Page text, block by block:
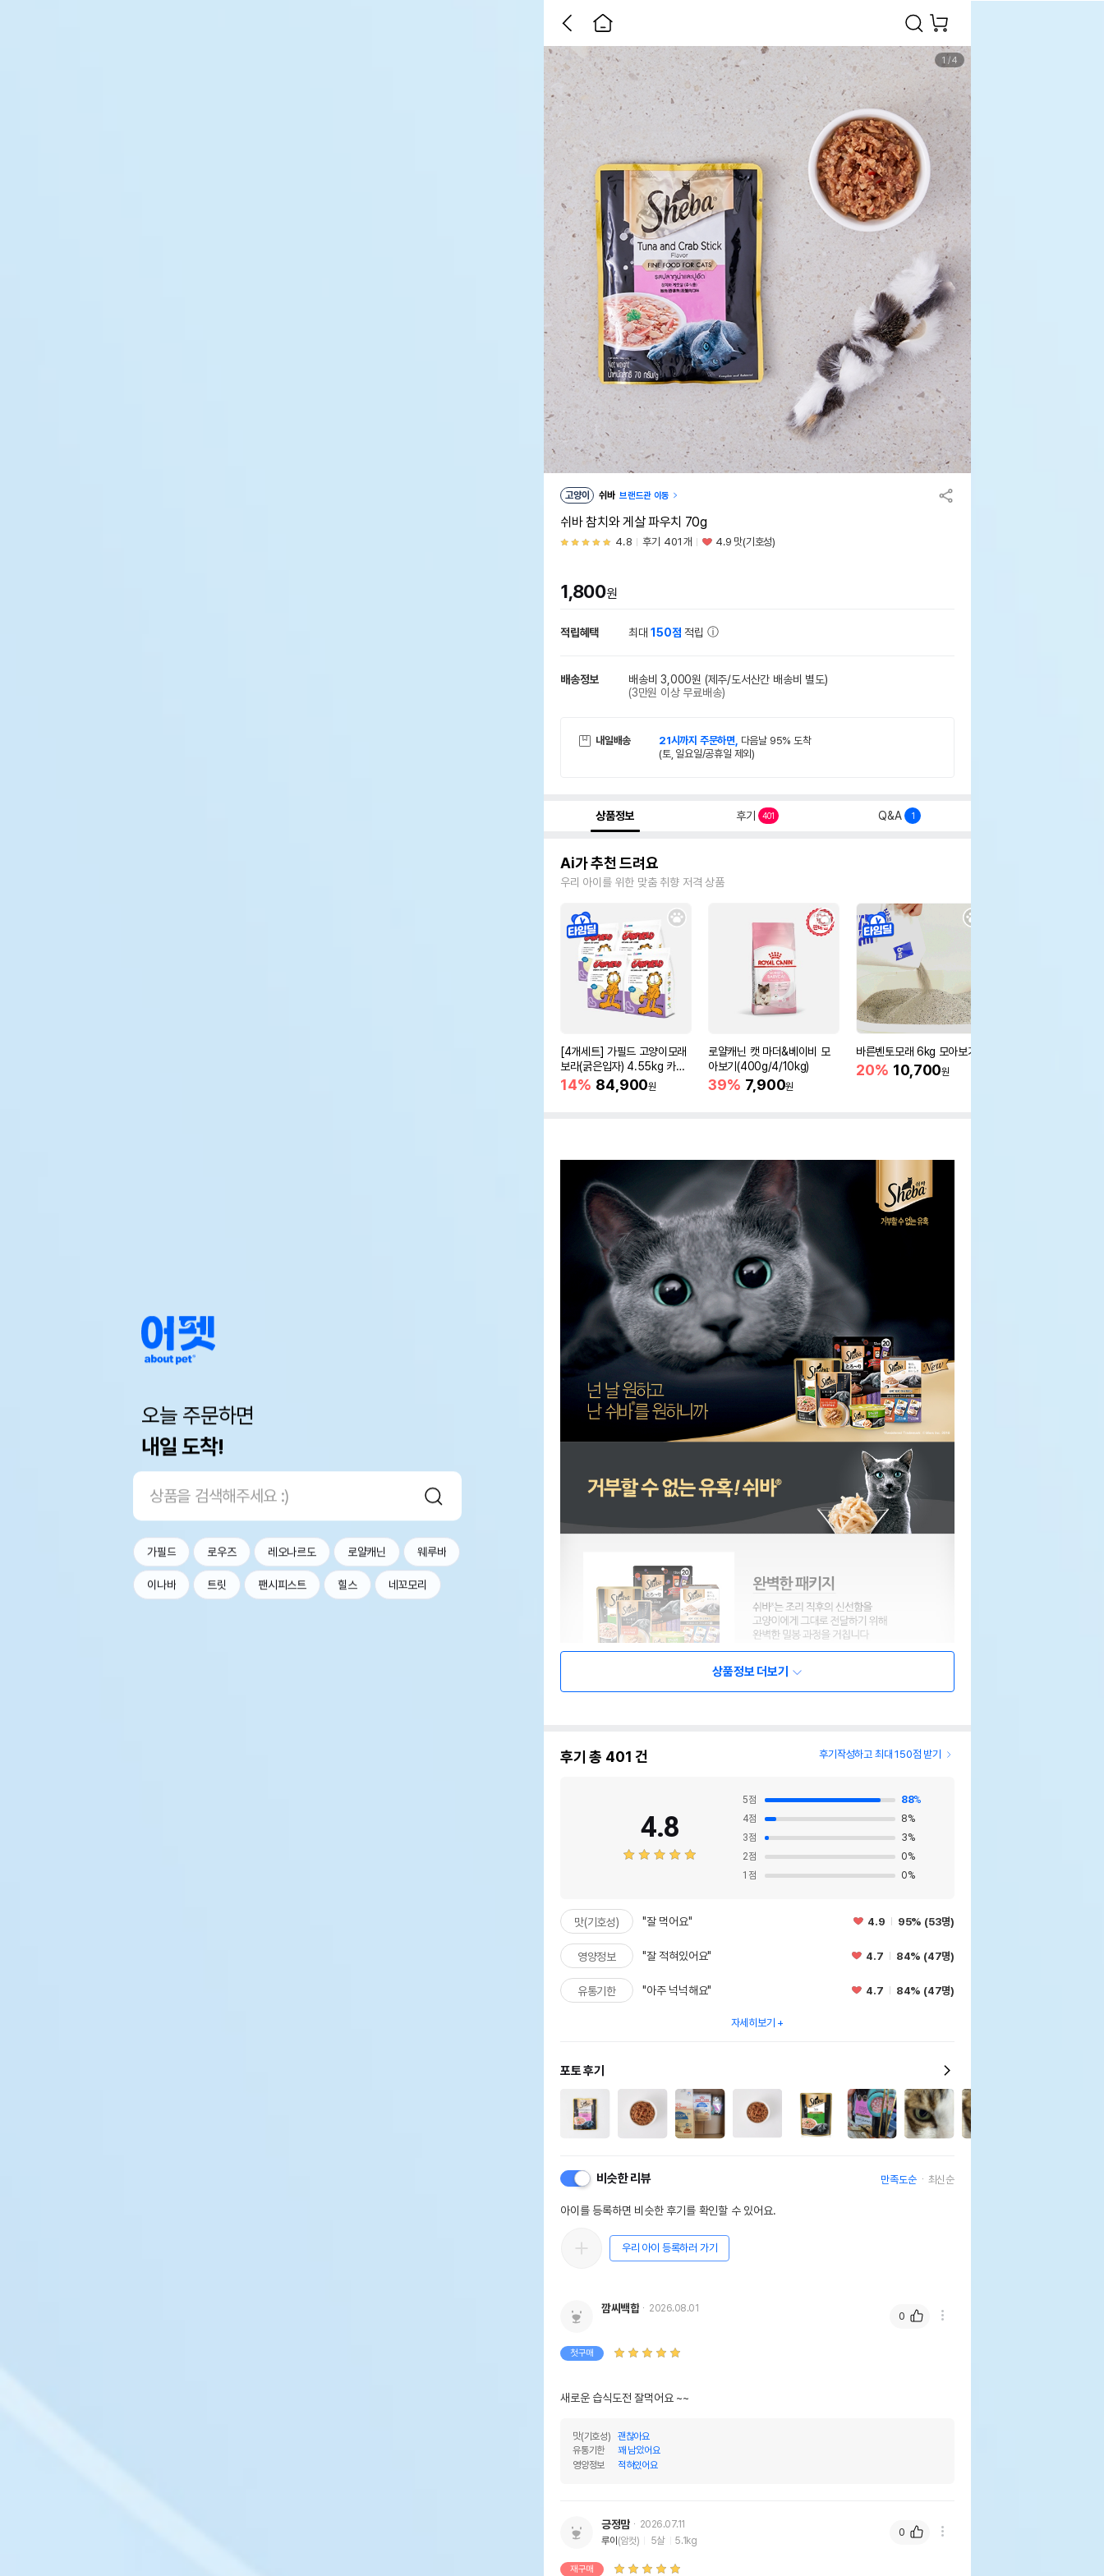
오늘 주문하면
내일 도착!
가필드 로우즈 레오나르도 로얄캐닌 웨루바
이나바 트릿 팬시피스트 힐스 네꼬모리
1 /4
고양이 쉬바 브랜드관 이동
쉬바 참치와 게살 파우치 70g
4.8 후기 401개 4.9 맛(기호성)
1,800원
적립혜택 최대150점 적립
배송정보 배송비 3,000원 (제주/도서산간 배송비 별도)
(3만원 이상 무료배송)
내일배송 21시까지 주문하면, 다음날 95% 도착
(토, 일요일/공휴일 제외)
상품정보 후기 401 Q&A 1
Ai가 추천 드려요
우리 아이를 위한 맞춤 취향 저격 상품
[4개세트] 가필드 고양이모래
보라(굵은입자) 4.55kg 카사
바모래
14% 84,900원
로얄캐닌 캣 마더&베이비 모
아보기(400g/4/10kg)
39% 7,900원
바른벤토모래 6kg 모아보기
20% 10,700원
상품정보 더보기
후기 총 401 건 후기작성하고 최대 150점 받기
4.8
5점 88%
4점 8%
3점 3%
2점 0%
1 점 0%
맛(기호성) "잘 먹어요" 4.9 95% (53명)
영양정보 "잘 적혀있어요" 4.7 84% (47명)
유통기한 "아주 넉넉해요" 4.7 84% (47명)
자세히보기
포토 후기
비슷한 리뷰 만족도순 최신순
아이를 등록하면 비슷한 후기를 확인할 수 있어요.
우리 아이 등록하러 가기
깜씨백합 2026.08.01
첫구매
새로운 습식도전 잘먹어요 ~~
맛(기호성)
괜찮아요
유통기한
꽤 남았어요
영양정보
적혀있어요
0
긍정맘
2026.07.11
루이(암컷) 5살 5.1kg
재구매
0